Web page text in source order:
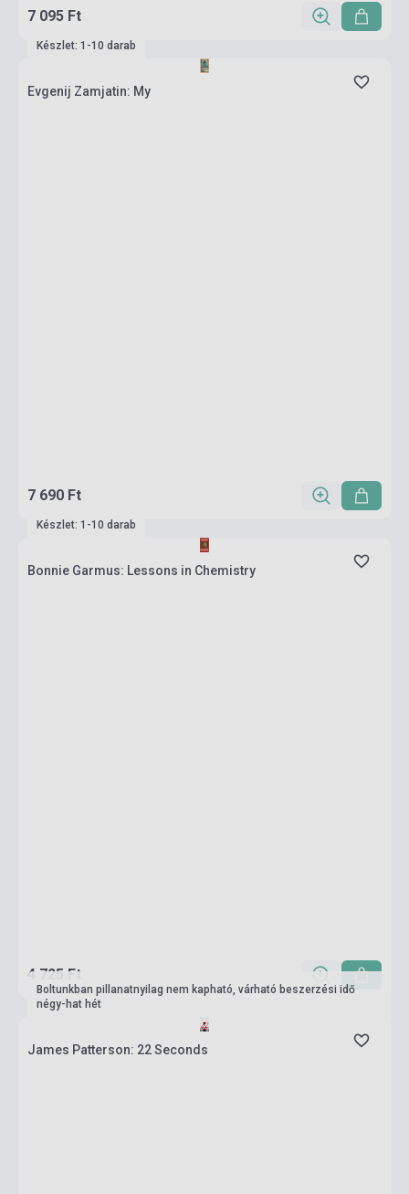
7 095 Ft
Készlet: 1-10 darab
Evgenij Zamjatin: My
7 690 Ft
Készlet: 1-10 darab
Bonnie Garmus: Lessons in Chemistry
4 725 Ft
Boltunkban pillanatnyilag nem kapható, várható beszerzési idő
négy-hat hét
James Patterson: 22 Seconds